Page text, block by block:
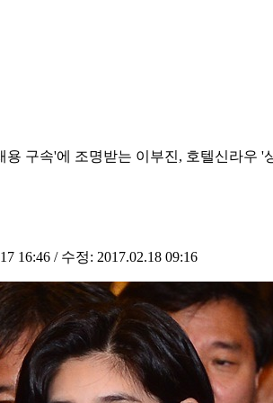
용 구속'에 조명받는 이부진, 호텔신라우 '
16:46 / 수정: 2017.02.18 09:16